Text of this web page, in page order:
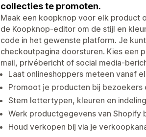
collecties te promoten.
Maak een koopknop voor elk product
de Koopknop-editor om de stijl en
code in het gewenste platform. Je
checkoutpagina doorsturen. Kies een
mail, privébericht of social media-
Laat onlineshoppers meteen vanaf
Promoot je producten bij
Stem lettertypen, kleuren en
Werk productgegevens van
Houd verkopen bij via je